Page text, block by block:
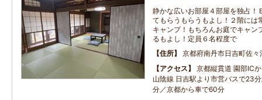
静かな広いお部屋４部屋を独占！
てもらうもらうもよし！２階には
キャンプ！もちろんお庭でキャン
るもよし！定員６名程度で
住所
京都府南丹市日吉町佐々
アクセス
京都縦貫道 園部IC
山陰線 日吉駅より市営バスで23
分／京都から車で60分